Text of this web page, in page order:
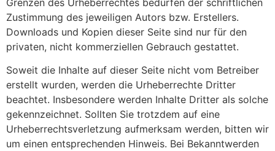
Zustimmung des jeweiligen Autors bzw. Erstellers.
Downloads und Kopien dieser Seite sind nur für den
privaten, nicht kommerziellen Gebrauch gestattet.
Soweit die Inhalte auf dieser Seite nicht vom Betreiber
erstellt wurden, werden die Urheberrechte Dritter
beachtet. Insbesondere werden Inhalte Dritter als solche
gekennzeichnet. Sollten Sie trotzdem auf eine
Urheberrechtsverletzung aufmerksam werden, bitten wir
um einen entsprechenden Hinweis. Bei Bekanntwerden